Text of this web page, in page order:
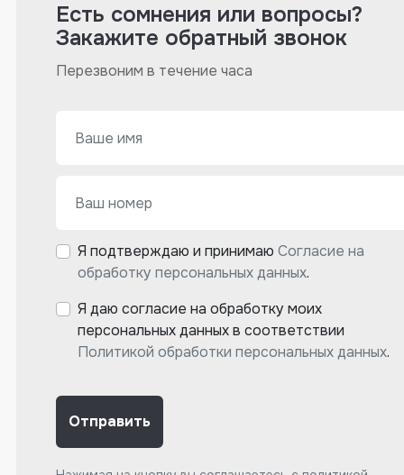
Есть сомнения или вопросы?
Закажите обратный звонок
Перезвоним в течение часа
Я подтверждаю и принимаюСогласие на
обработку персональных данных.
Я даю согласие на обработку моих
персональных данных в соответствии
Политикой обработки персональных данных.
Отправить